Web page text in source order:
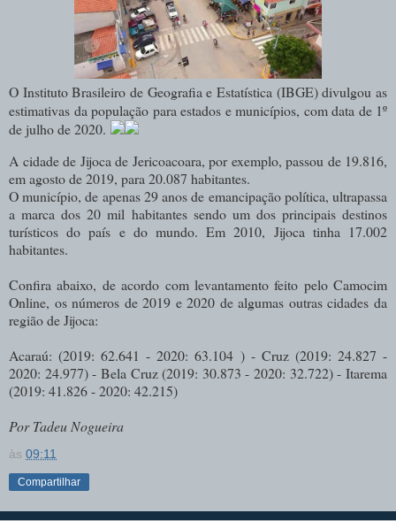
O Instituto Brasileiro de Geografia e Estatística (IBGE) divulgou as
estimativas da população para estados e municípios, com data de 1º
de julho de 2020.
A cidade de Jijoca de Jericoacoara, por exemplo, passou de 19.816,
em agosto de 2019, para 20.087 habitantes.
O município, de apenas 29 anos de emancipação política, ultrapassa
a marca dos 20 mil habitantes sendo um dos principais destinos
turísticos do país e do mundo. Em 2010, Jijoca tinha 17.002
habitantes.
Confira abaixo, de acordo com levantamento feito pelo Camocim
Online, os números de 2019 e 2020 de algumas outras cidades da
região de Jijoca:
Acaraú: (2019: 62.641 - 2020: 63.104 ) - Cruz (2019: 24.827 -
2020: 24.977) - Bela Cruz (2019: 30.873 - 2020: 32.722) - Itarema
(2019: 41.826 - 2020: 42.215)
Por Tadeu Nogueira
às 09:11
Compartilhar